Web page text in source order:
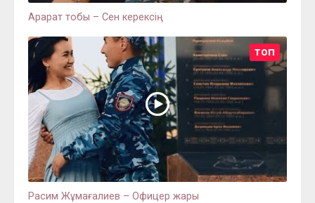
Арарат тобы – Сен керексің
ТОП
Расим Жұмағалиев – Офицер жары